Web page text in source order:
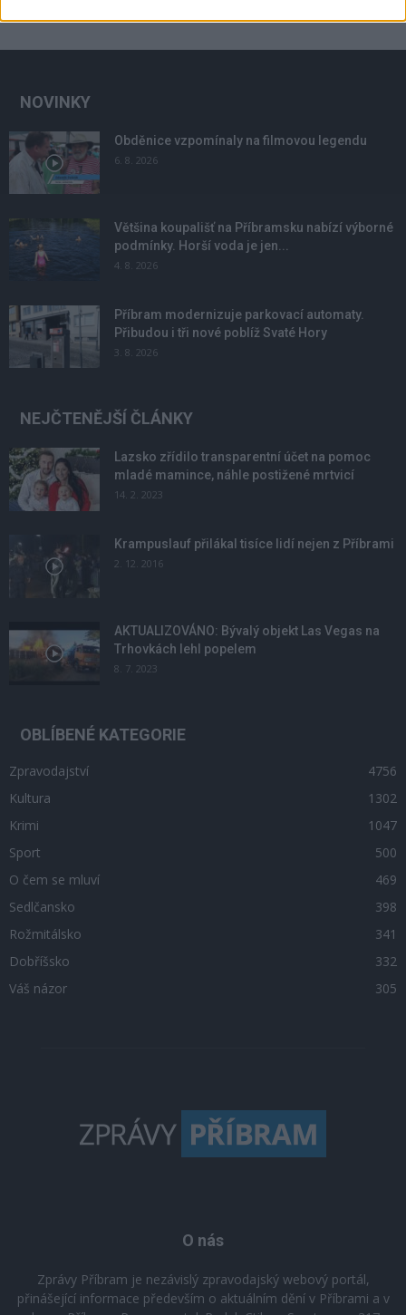
NOVINKY
Obděnice vzpomínaly na filmovou legendu
6. 8. 2026
Většina koupališť na Příbramsku nabízí výborné
podmínky. Horší voda je jen...
4. 8. 2026
Příbram modernizuje parkovací automaty.
Přibudou i tři nové poblíž Svaté Hory
3. 8. 2026
NEJČTENĚJŠÍ ČLÁNKY
Lazsko zřídilo transparentní účet na pomoc
mladé mamince, náhle postižené mrtvicí
14. 2. 2023
Krampuslauf přilákal tisíce lidí nejen z Příbrami
2. 12. 2016
AKTUALIZOVÁNO: Bývalý objekt Las Vegas na
Trhovkách lehl popelem
8. 7. 2023
OBLÍBENÉ KATEGORIE
Zpravodajství
4756
Kultura
1302
Krimi
1047
Sport
500
O čem se mluví
469
Sedlčansko
398
Rožmitálsko
341
Dobříšsko
332
Váš názor
305
O nás
Zprávy Příbram je nezávislý zpravodajský webový portál,
přinášející informace především o aktuálním dění v Příbrami a v